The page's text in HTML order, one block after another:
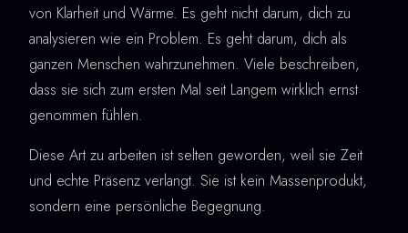
von Klarheit und Wärme. Es geht nicht darum, dich zu
analysieren wie ein Problem. Es geht darum, dich als
ganzen Menschen wahrzunehmen. Viele beschreiben,
dass sie sich zum ersten Mal seit Langem wirklich ernst
genommen fühlen.
Diese Art zu arbeiten ist selten geworden, weil sie Zeit
und echte Präsenz verlangt. Sie ist kein Massenprodukt,
sondern eine persönliche Begegnung.